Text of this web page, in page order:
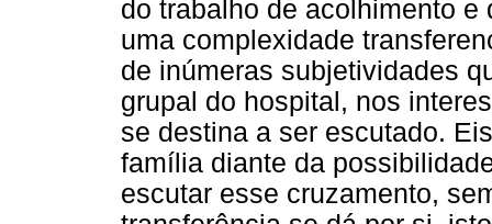
do trabalho de acolhimento
uma complexidade
de inúmeras subjetividades
grupal do hospital, nos
se destina a ser escutado.
família diante da
escutar esse cruzamento,